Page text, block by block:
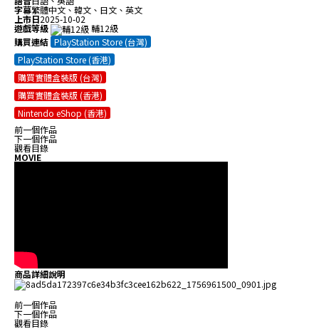
字幕繁體中文、韓文、日文、英文
上市日2025-10-02
遊戲等級
輔12級
購買連結 PlayStation Store (台灣)
PlayStation Store (香港)
購買實體盒裝版 (台灣)
購買實體盒裝版 (香港)
Nintendo eShop (香港)
前一個作品
下一個作品
觀看目錄
MOVIE
商品詳細說明
前一個作品
下一個作品
觀看目錄